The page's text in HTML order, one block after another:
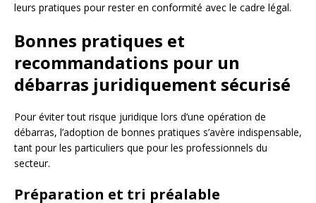
leurs pratiques pour rester en conformité avec le cadre légal.
Bonnes pratiques et
recommandations pour un
débarras juridiquement sécurisé
Pour éviter tout risque juridique lors d’une opération de
débarras, l’adoption de bonnes pratiques s’avère indispensable,
tant pour les particuliers que pour les professionnels du
secteur.
Préparation et tri préalable